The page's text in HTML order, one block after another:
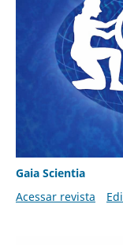
Gaia Scientia
Acessar revista